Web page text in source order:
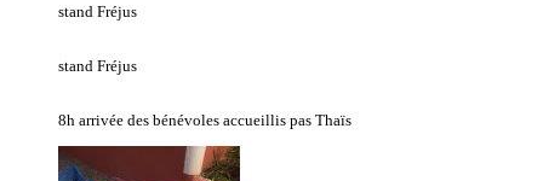
stand Fréjus
stand Fréjus
8h arrivée des bénévoles accueillis pas Thaïs